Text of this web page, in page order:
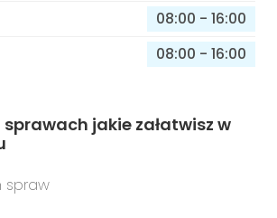
08:00 - 16:00
08:00 - 16:00
jakie załatwisz w
spraw